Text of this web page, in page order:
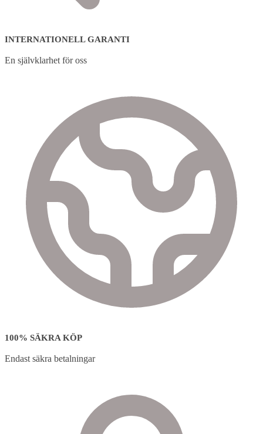
INTERNATIONELL GARANTI
En självklarhet för oss
100% SÄKRA KÖP
Endast säkra betalningar